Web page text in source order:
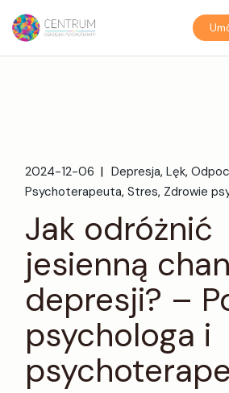
2024-12-06 Depresja Lęk
Psychoterapeuta Stres Zdrowie
Jak odróżnić
jesienną
depresji? –
psychologa i